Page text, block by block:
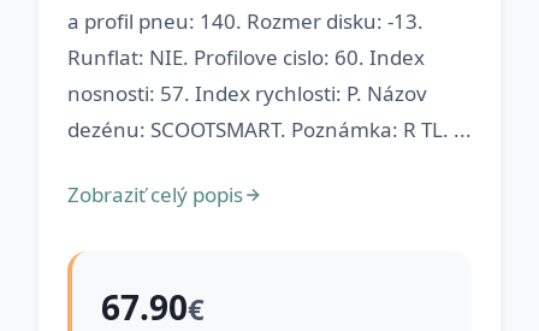
a profil pneu: 140. Rozmer disku: -13.
Runflat: NIE. Profilove cislo: 60. Index
nosnosti: 57. Index rychlosti: P. Názov
dezénu: SCOOTSMART. Poznámka: R TL. ...
Zobraziť celý popis
67.90€